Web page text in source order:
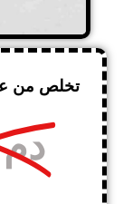
تخلص من
499 دم